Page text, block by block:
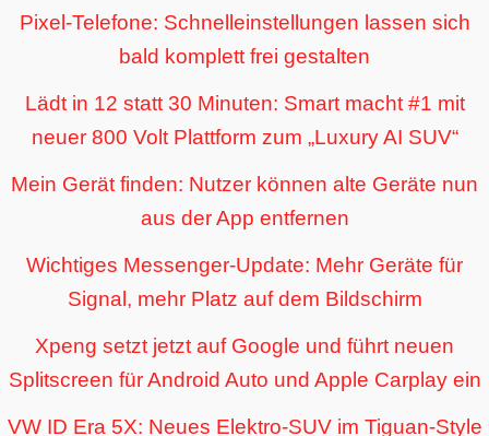
Pixel-Telefone: Schnelleinstellungen lassen sich
bald komplett frei gestalten
Lädt in 12 statt 30 Minuten: Smart macht #1 mit
neuer 800 Volt Plattform zum „Luxury AI SUV“
Mein Gerät finden: Nutzer können alte Geräte nun
aus der App entfernen
Wichtiges Messenger-Update: Mehr Geräte für
Signal, mehr Platz auf dem Bildschirm
Xpeng setzt jetzt auf Google und führt neuen
Splitscreen für Android Auto und Apple Carplay ein
VW ID Era 5X: Neues Elektro-SUV im Tiguan-Style